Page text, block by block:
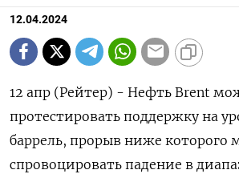
12.04.2024
12 апр (Рейтер) - Нефть Brent
протестировать поддержку на
баррель, прорыв ниже которого
спровоцировать падение в